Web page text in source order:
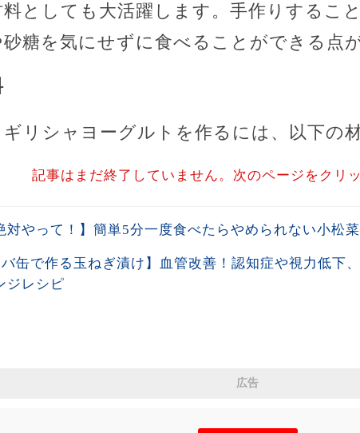
料としても大活躍します。手作りするこ
糖を気にせずに食べることができる点
リシャヨーグルトを作るには、以下の
記事はまだ終了していません。次のページをクリ
対やって！】簡単5分一度食べたらやめられない小松
缶で作る玉ねぎ漬け】血管改善！認知症や視力低下
ジレシピ
広告